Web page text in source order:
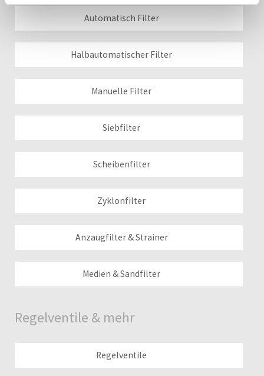
Automatisch Filter
Halbautomatischer Filter
Manuelle Filter
Siebfilter
Scheibenfilter
Zyklonfilter
Anzaugfilter & Strainer
Medien & Sandfilter
Regelventile & mehr
Regelventile